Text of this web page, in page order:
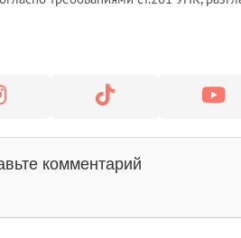
комментарий